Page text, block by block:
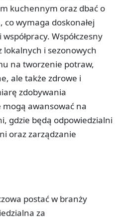
kuchennym oraz dbać o
wymaga doskonałej
Współczesny
lokalnych i sezonowych
na tworzenie potraw,
ale także zdrowe i
zdobywania
awansować na
gdzie będą odpowiedzialni
oraz zarządzanie
postać w branży
za